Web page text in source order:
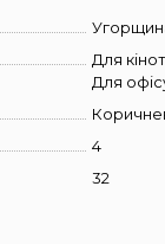
Для
Для
4
32